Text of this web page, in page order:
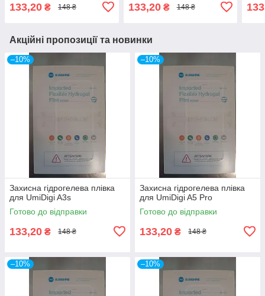
133,20 ₴ 148 ₴ 133,20₴ 148 ₴
Акційні пропозиції та новинки
–10%
Захисна гідрогелева плівка
для UmiDigi A3s
Готово до відправки
133,20 ₴ 148 ₴
–10%
Захисна гідрогелева плівка
для UmiDigi A5 Pro
Готово до відправки
133,20 ₴ 148 ₴
–10% –10%